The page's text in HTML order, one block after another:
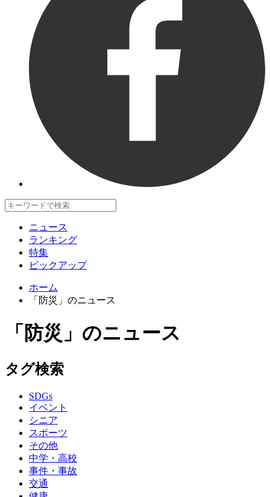
ニュース
ランキング
特集
ピックアップ
ホーム
「防災」のニュース
「防災」のニュース
タグ検索
SDGs
イベント
シニア
スポーツ
その他
中学・高校
事件・事故
交通